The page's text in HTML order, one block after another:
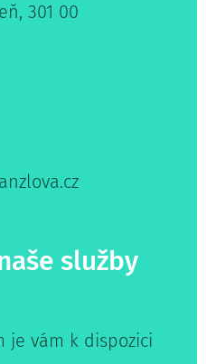
301 00
služby
je vám k dispozici